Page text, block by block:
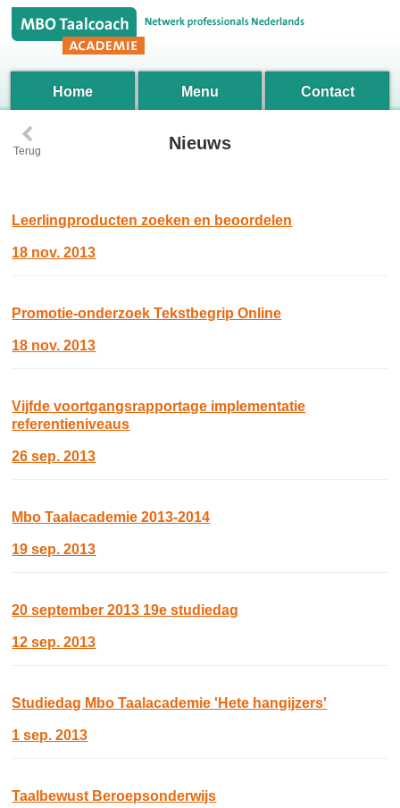
Home Menu Contact
‹
Terug Nieuws
Leerlingproducten zoeken en beoordelen
18 nov. 2013
Promotie-onderzoek Tekstbegrip Online
18 nov. 2013
Vijfde voortgangsrapportage implementatie
referentieniveaus
26 sep. 2013
Mbo Taalacademie 2013-2014
19 sep. 2013
20 september 2013 19e studiedag
12 sep. 2013
Studiedag Mbo Taalacademie 'Hete hangijzers'
1 sep. 2013
Taalbewust Beroepsonderwijs